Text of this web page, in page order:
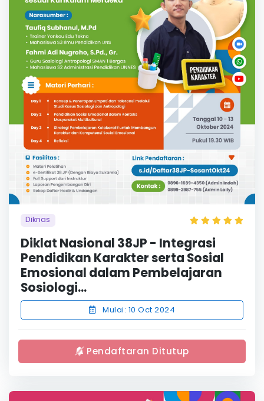
Diknas
Diklat Nasional 38JP - Integrasi
Pendidikan Karakter serta Sosial
Emosional dalam Pembelajaran
Sosiologi...
Mulai: 10 Oct 2024
Pendaftaran Ditutup